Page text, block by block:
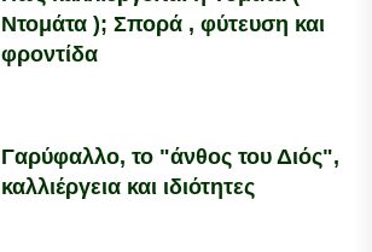
Ντομάτα ); Σπορά , φύτευση και
φροντίδα
Γαρύφαλλο, το "άνθος του Διός",
καλλιέργεια και ιδιότητες